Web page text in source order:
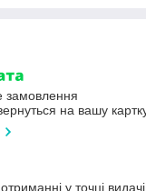
замовлення
на вашу
у точці видачі